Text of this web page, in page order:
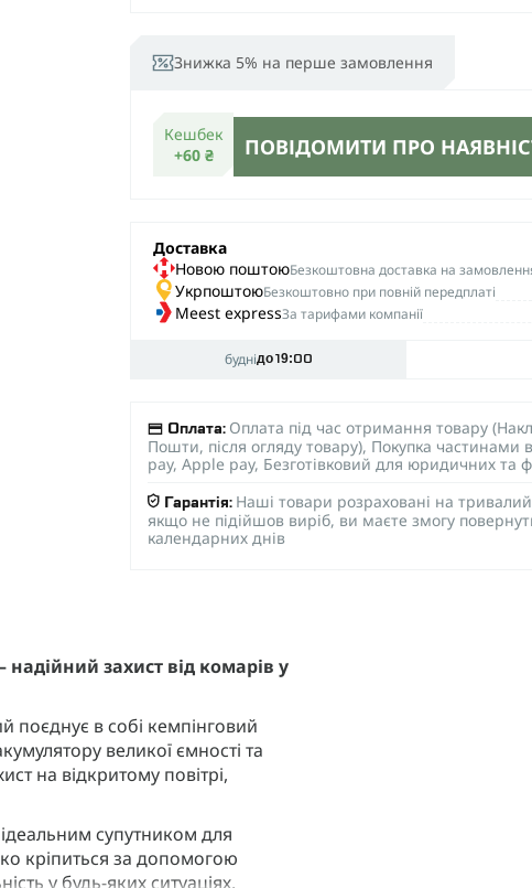
Знижка 5% на перше замовлення
Кешбек
+60 ₴
ПОВІДОМИТИ ПРО
Доставка
Новою поштоюБезкоштовна доставка на
УкрпоштоюБезкоштовно при повній передплаті
Meest expressЗа тарифами компанії
буднідо 19:00
Оплата: Оплата під час отримання товару
Пошти, після огляду товару), Покупка
pay, Apple pay, Безготівковий для юридичних та
Гарантія: Наші товари розраховані на
якщо не підійшов виріб, ви маєте змогу
календарних днів
захист від комарів у
поєднує в собі кемпінговий
великої ємності та
на відкритому повітрі,
супутником для
кріпиться за допомогою
у будь-яких ситуаціях.